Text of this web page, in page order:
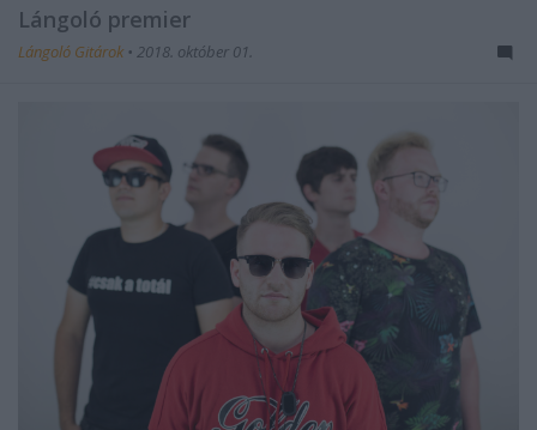
Lángoló premier
Lángoló Gitárok • 2018. október 01.